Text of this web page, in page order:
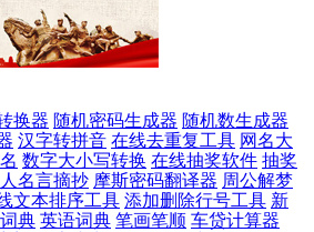
换器 随机密码生成器 随机数生成器
汉字转拼音 在线去重复工具 网名大
数字大小写转换 在线抽奖软件 抽奖
名言摘抄 摩斯密码翻译器 周公解梦
文本排序工具 添加删除行号工具 新
典 英语词典 笔画笔顺 车贷计算器